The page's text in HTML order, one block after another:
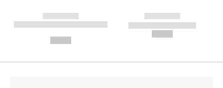
------------
----------- ----------- --------
------------
----------- -----------